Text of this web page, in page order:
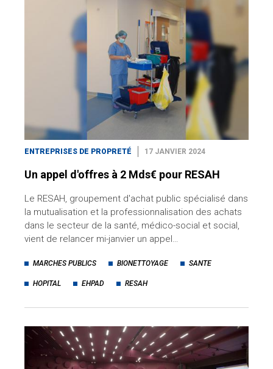
ENTREPRISES DE PROPRETÉ 17 JANVIER 2024
Un appel d'offres à 2 Mds€ pour RESAH
Le RESAH, groupement d'achat public spécialisé dans
la mutualisation et la professionnalisation des achats
dans le secteur de la santé, médico-social et social,
vient de relancer mi-janvier un appel…
MARCHES PUBLICS BIONETTOYAGE SANTE
HOPITAL EHPAD RESAH